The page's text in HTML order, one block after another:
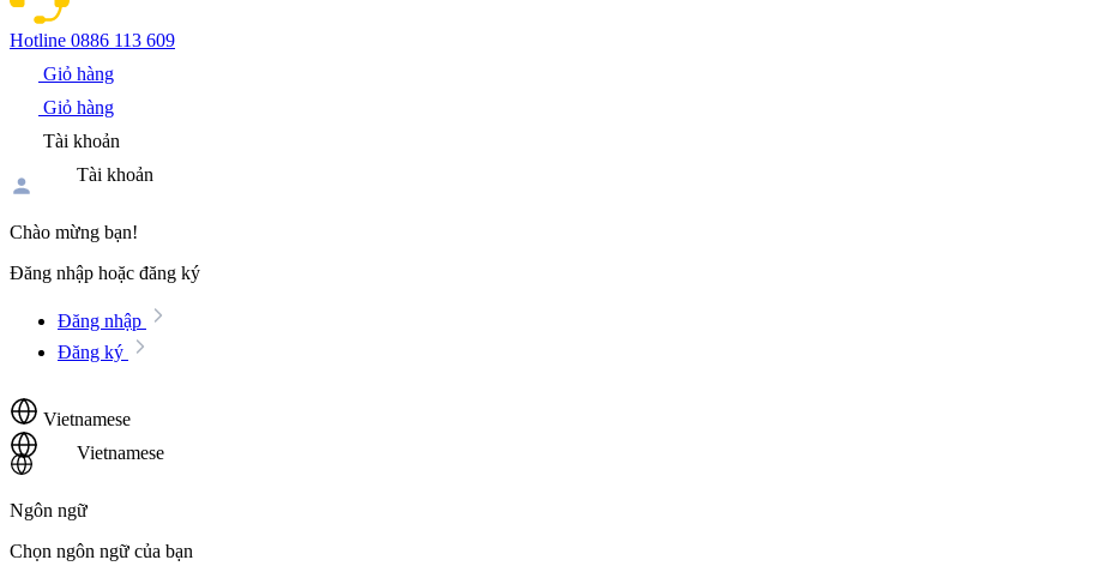
Hotline 0886 113 609
Giỏ hàng
Giỏ hàng
Tài khoản
Tài khoản
Chào mừng bạn!
Đăng nhập hoặc đăng ký
Đăng nhập
Đăng ký
Vietnamese
Vietnamese
Ngôn ngữ
Chọn ngôn ngữ của bạn